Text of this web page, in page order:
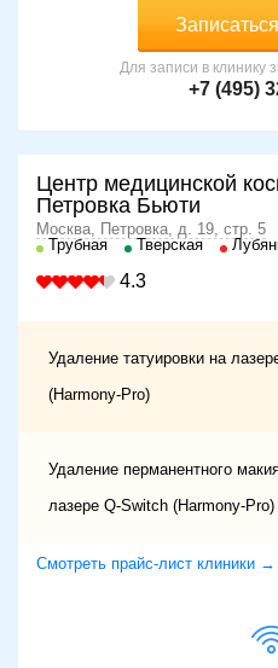
Для записи в клинику
+7 (495)
Центр медицинской
Петровка Бьюти
Москва, Петровка, д. 19, стр. 5
Трубная
Тверская
4.3
Удаление татуировки на
(Harmony-Pro)
Удаление перманентного
лазере Q-Switch (Harmony-Pro)
Смотреть прайс-лист клиники →